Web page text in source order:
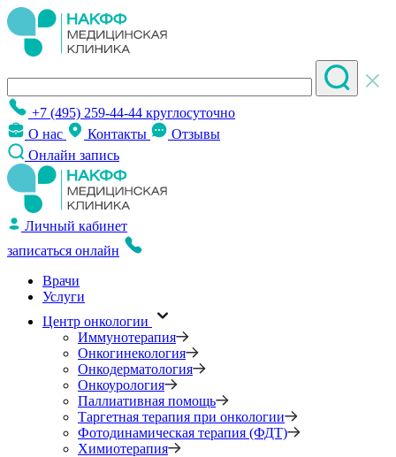
+7 (495) 259-44-44 круглосуточно
О нас
Контакты
Отзывы
Онлайн запись
Личный кабинет
записаться онлайн
Врачи
Услуги
Центр онкологии
Иммунотерапия
Онкогинекология
Онкодерматология
Онкоурология
Паллиативная помощь
Таргетная терапия при онкологии
Фотодинамическая терапия (ФДТ)
Химиотерапия